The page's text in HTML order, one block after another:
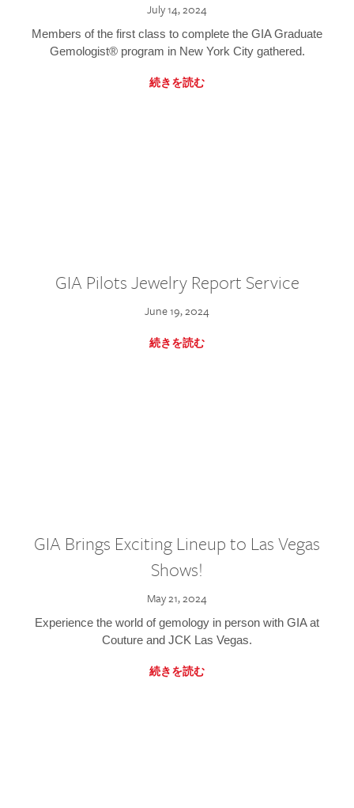
July 14, 2024
Members of the first class to complete the GIA Graduate
Gemologist® program in New York City gathered.
続きを読む
GIA Pilots Jewelry Report Service
June 19, 2024
続きを読む
GIA Brings Exciting Lineup to Las Vegas
Shows!
May 21, 2024
Experience the world of gemology in person with GIA at
Couture and JCK Las Vegas.
続きを読む